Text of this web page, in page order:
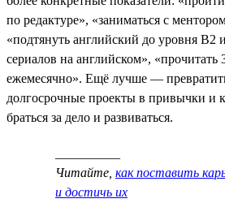
по редактуре», «заниматься с
«подтянуть английский до уровня B2
сериалов на английском»,
ежемесячно». Ещё лучше —
долгосрочные проекты в привычки и
браться за дело и развиваться.
Читайте, как поставить
и достичь их